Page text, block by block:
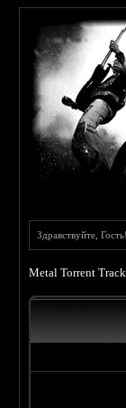
Здравствуйте,
Metal Torrent